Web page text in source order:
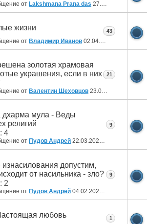
от Lakshmana Prana das 27.04.2026 15:56
жизни
от Владимир Иванов 02.04.2026
43
золотая храмовая
украшения, если в них
от Валентин Шеховцов 23.03.2026
21
дхарма мула - Веды
религий
от Пудов Андрей 22.03.2026 23:59
9
допустим,
от насильника - зло?
от Пудов Андрей 04.02.2026
9
любовь 1